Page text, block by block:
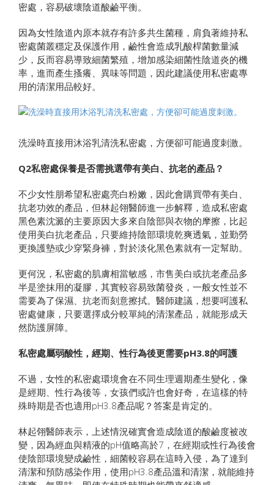
密處，容易破壞陰道酸鹼平衡。
因為女性陰道內原本就存有許多共生菌種，肩負著維持私
密處菌叢穩定及保護作用，鹼性會造成乳酸桿菌數量減
少，反而容易導致細菌繁殖，增加感染細菌性陰道炎的機
率，進而產生搔癢、異味等問題，因此建議使用私密處專
用的清潔用品較好。
洗澡時直接用沐浴乳清洗私密處，方便卻可能過度刺激。
Q2私密處保養是否需挑選帶有美白、抗老的產品？
不少女性朋希望私密處亮白粉嫩，因此會購買帶有美白、
抗老功效的產品，但林起翎醫師進一步解釋，造成私密處
黑色素沈澱的主要原因大多來自陰部與衣物的摩擦，比起
使用美白抗老產品，只要維持陰部環境乾爽透氣，並勤勞
更換護墊或少穿緊身褲，對於淡化黑色素就有一定幫助。
更何況，私密處的肌膚相當敏感，市售美白或抗老產品多
半是塗抹用的凝膠，其實較容易致菌發炎，一般女性並不
需要為了保濕、抗老而刻意擦拭。醫師建議，想要呵護私
密處健康，只要選擇成分較單純的清潔產品，就能形成天
然防護屏障。
私密處屬弱酸性，經期、性行為後更需要pH3.8的呵護
不過，女性的私密處環境會在不同生理週期產生變化，像
是經期、性行為後等，女孩們或許也會好奇，在這樣的特
殊時期是否也適用pH3.8產品呢？答案是肯定的。
林起翎醫師表示，上述情況確實會造成陰道的酸鹼度被改
變，因為經血與精液的pH值略高於7，在經期或性行為後會
使陰部環境變成鹼性，細菌較容易在這時入侵，為了達到
清潔和預防感染作用，使用pH3.8產品溫和清潔，就能維持